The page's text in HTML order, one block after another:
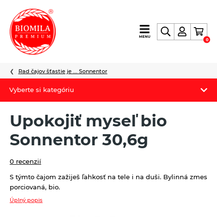
výroba
a
nielen
MENU
0
Vyberte si kategóriu
Letný Biomilatip 18% zľava
Fermato
Rad čajov šťastie je ... Sonnentor
Upokojiť myseľ bio
Sonnentor 30,6g
0 recenzií
S týmto čajom zažiješ ľahkosť na tele i na duši. Bylinná zmes
porciovaná, bio.
Úplný popis